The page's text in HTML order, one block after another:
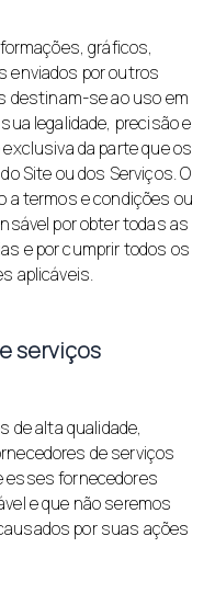
gráficos,
enviados por outros
destinam-se ao uso em
legalidade, precisão e
da parte que os
Site ou dos Serviços. O
a termos e condições ou
por obter todas as
e por cumprir todos os
aplicáveis.
serviços
de alta qualidade,
de serviços
esses fornecedores
e que não seremos
por suas ações